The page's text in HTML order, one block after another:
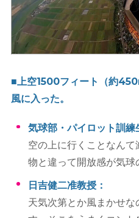
■上空1500フィート（約
風に入った。
気球部・パイロット訓
空の上に行くことなんて
物と違って開放感が気球
日吉健二准教授：
天気次第とか風まかせな